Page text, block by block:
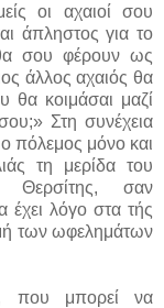
οι αχαιοί σου
άπληστος για το
σου φέρουν ως
άλλος αχαιός θα
θα κοιμάσαι μαζί
Στη συνέχεια
ο πόλεμος μόνο και
τη μερίδα του
σαν
έχει λόγο στα τής
των ωφελημάτων
που μπορεί να